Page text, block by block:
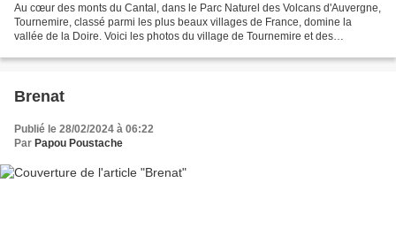
Au cœur des monts du Cantal, dans le Parc Naturel des Volcans d'Auvergne,
Tournemire, classé parmi les plus beaux villages de France, domine la
vallée de la Doire. Voici les photos du village de Tournemire et des
Brenat
Publié le 28/02/2024 à 06:22
Par Papou Poustache